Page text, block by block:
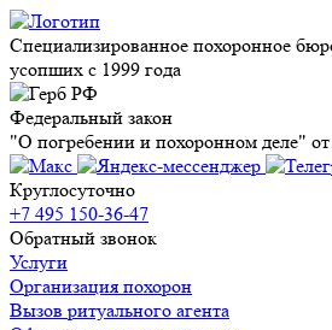
Специализированное похоронное
усопших с 1999 года
Федеральный закон
"О погребении и похоронном деле"
Круглосуточно
+7 495 150-36-47
Обратный звонок
Услуги
Организация похорон
Вызов ритуального агента